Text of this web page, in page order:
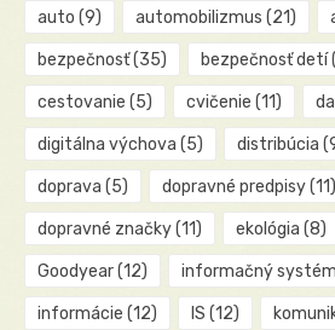
auto (9) automobilizmus (21)
bezpečnosť(35) bezpečnosť detí
cestovanie (5) cvičenie (11)
digitálna výchova (5) distribúcia
doprava (5) dopravné predpisy(11)
dopravné značky(11) ekológia (8)
Goodyear(12) informačný systém
informácie (12) IS (12)